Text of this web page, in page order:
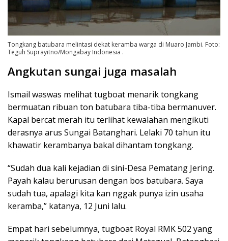
Tongkang batubara melintasi dekat keramba warga di Muaro Jambi. Foto:
Teguh Suprayitno/Mongabay Indonesia .
Angkutan sungai juga masalah
Ismail waswas melihat tugboat menarik tongkang
bermuatan ribuan ton batubara tiba-tiba bermanuver.
Kapal bercat merah itu terlihat kewalahan mengikuti
derasnya arus Sungai Batanghari. Lelaki 70 tahun itu
khawatir kerambanya bakal dihantam tongkang.
“Sudah dua kali kejadian di sini-Desa Pematang Jering.
Payah kalau berurusan dengan bos batubara. Saya
sudah tua, apalagi kita kan nggak punya izin usaha
keramba,” katanya, 12 Juni lalu.
Empat hari sebelumnya, tugboat Royal RMK 502 yang